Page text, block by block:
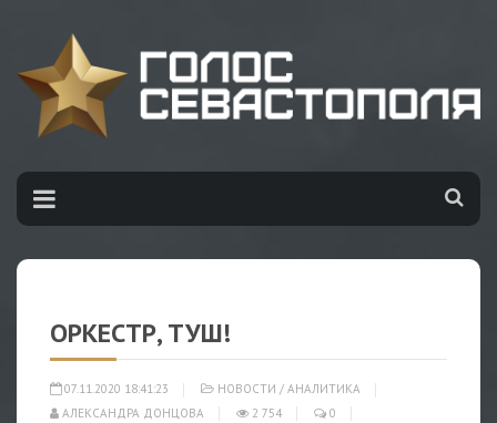
ОРКЕСТР, ТУШ!
07.11.2020 18:41:23 НОВОСТИ / АНАЛИТИКА
АЛЕКСАНДРА ДОНЦОВА
2 754 0